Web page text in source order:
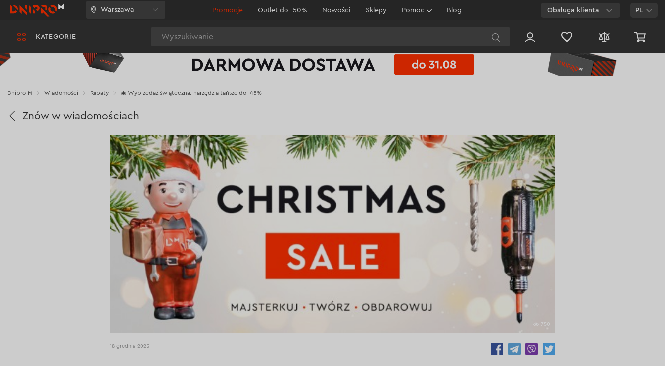
KATEGORIE
Warszawa Promocje Outlet do -50% Nowości Sklepy Pomoc Blog Obsługa klienta
Czat na
stronie
PL
Dnipro-M Wiadomości Rabaty 🎄 Wyprzedaż świąteczna: narzędzia tańsze do -45%
Znów w wiadomościach
750
18 grudnia 2025